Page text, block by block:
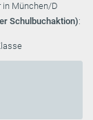
in München/D
Schulbuchaktion):